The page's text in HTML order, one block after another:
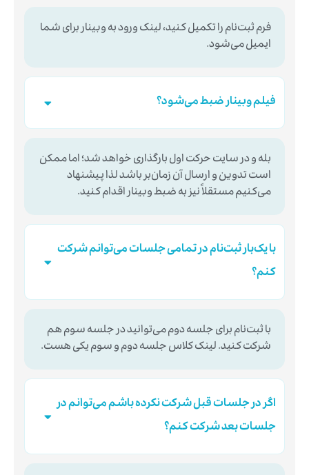
فرم ثبت‌نام را تکمیل کنید، لینک ورود به وبینار برای شما
ایمیل می‌شود.
فیلم وبینار ضبط می‌شود؟
بله و در سایت حرکت اول بارگذاری خواهد شد؛ اما ممکن
است تدوین و ارسال آن زمان‌بر باشد لذا پیشنهاد
می‌کنیم مستقلاً نیز به ضبط وبینار اقدام کنید.
با یک‌بار ثبت‌نام در تمامی جلسات می‌توانم شرکت
کنم؟
با ثبت‌نام برای جلسه دوم می‌توانید در جلسه سوم هم
شرکت کنید. لینک کلاس جلسه دوم و سوم یکی هست.
اگر در جلسات قبل شرکت نکرده باشم می‌توانم در
جلسات بعد شرکت کنم؟